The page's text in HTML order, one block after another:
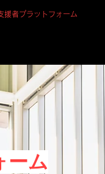
援者プラットフォーム
ーム